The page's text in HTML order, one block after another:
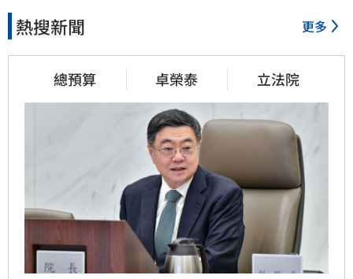
熱搜新聞 更多
總預算 卓榮泰 立法院